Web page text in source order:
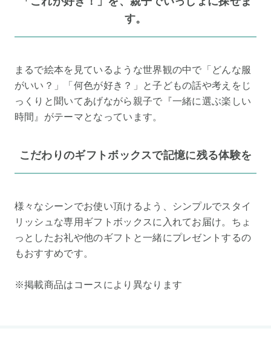
す。
まるで絵本を見ているような世界観の中で「どんな服
がいい？」「何色が好き？」と子どもの話や考えをじ
っくりと聞いてあげながら親子で『一緒に選ぶ楽しい
時間』がテーマとなっています。
こだわりのギフトボックスで記憶に残る体験を
様々なシーンでお使い頂けるよう、シンプルでスタイ
リッシュな専用ギフトボックスに入れてお届け。ちょ
っとしたお礼や他のギフトと一緒にプレゼントするの
もおすすめです。
※掲載商品はコースにより異なります